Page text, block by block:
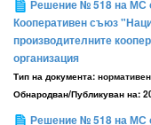
Решение № 518 на МС
Кооперативен съюз
производителните
организация
Тип на документа:
Обнародван/Публикуван на:
Решение № 518 на МС